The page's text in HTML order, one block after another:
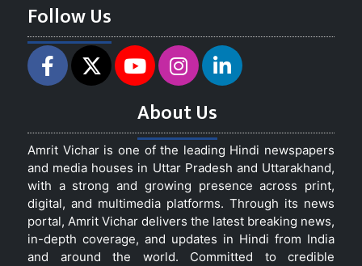
Follow Us
About Us
Amrit Vichar is one of the leading Hindi newspapers
and media houses in Uttar Pradesh and Uttarakhand,
with a strong and growing presence across print,
digital, and multimedia platforms. Through its news
portal, Amrit Vichar delivers the latest breaking news,
in-depth coverage, and updates in Hindi from India
and around the world. Committed to credible